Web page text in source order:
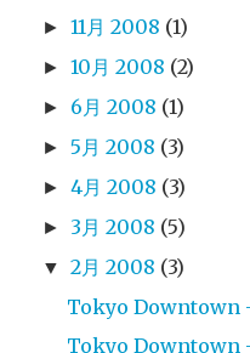
►11月 2008 (1)
►10月 2008 (2)
► 6月 2008 (1)
►5月 2008 (3)
►4月 2008 (3)
► 3月 2008 (5)
▼ 2月 2008 (3)
Tokyo Downtown
Tokyo Downtown